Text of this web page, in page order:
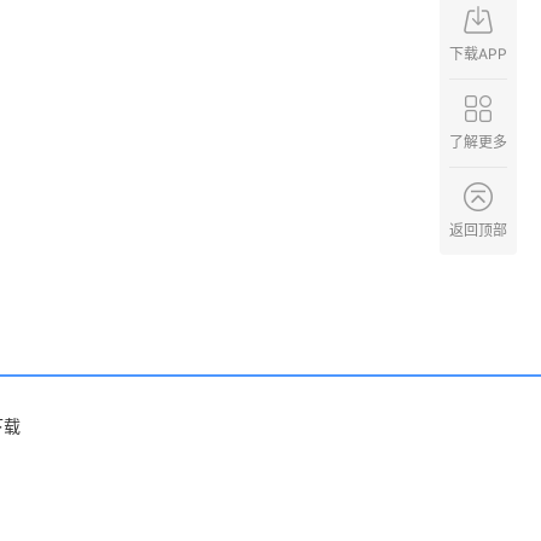
载
下载APP
了解更多
返回顶部